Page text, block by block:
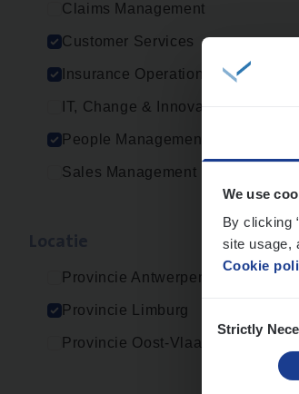
We use
By clicking
site usage,
Cookie
Selection
Strictly
Claims Management
Customer Services
Insurance Operations
IT, Change & Innovation
People Management
Sales Management
Provincie Antwerpen
Provincie Limburg
Provincie Oost-Vlaanderen